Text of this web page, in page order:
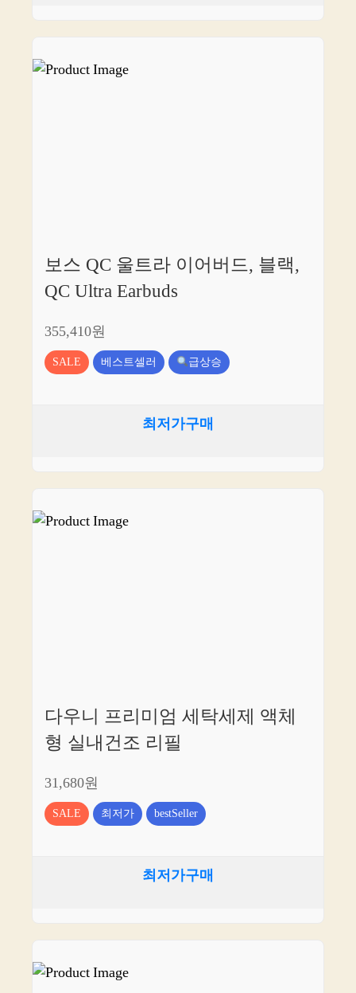
보스 QC 울트라 이어버드, 블랙,
QC Ultra Earbuds
355,410원
SALE 베스트셀러 급상승
최저가구매
다우니 프리미엄 세탁세제 액체
형 실내건조 리필
31,680원
SALE 최저가 bestSeller
최저가구매